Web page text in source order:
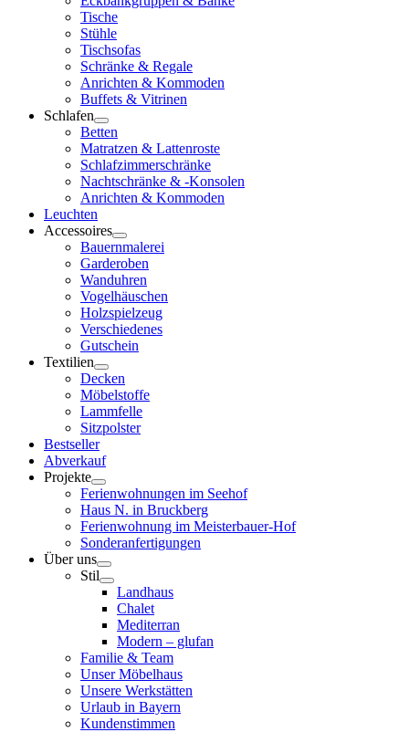
Tische
Stühle
Tischsofas
Schränke & Regale
Anrichten & Kommoden
Buffets & Vitrinen
Schlafen
Betten
Matratzen & Lattenroste
Schlafzimmerschränke
Nachtschränke & -Konsolen
Anrichten & Kommoden
Leuchten
Accessoires
Bauernmalerei
Garderoben
Wanduhren
Vogelhäuschen
Holzspielzeug
Verschiedenes
Gutschein
Textilien
Decken
Möbelstoffe
Lammfelle
Sitzpolster
Bestseller
Abverkauf
Projekte
Ferienwohnungen im Seehof
Haus N. in Bruckberg
Ferienwohnung im Meisterbauer-Hof
Sonderanfertigungen
Über uns
Stil
Landhaus
Chalet
Mediterran
Modern – glufan
Familie & Team
Unser Möbelhaus
Unsere Werkstätten
Urlaub in Bayern
Kundenstimmen